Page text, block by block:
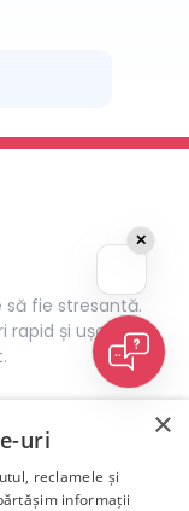
fie stresantă.
și ușor
✕
×
uri
reclamele și
informații